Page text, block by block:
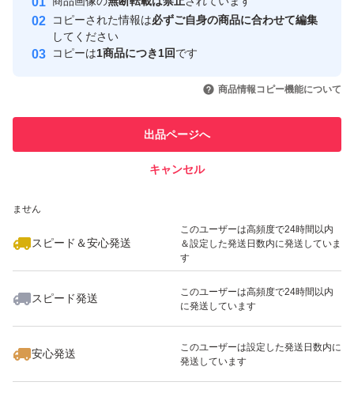
心・安全なユーザーです
取引実績
引を完了させた実績があります
での取引実績があります
ません
スピード＆安心発送
このユーザーは高頻度で24時間以内
＆設定した発送日数内に発送していま
す
スピード発送
このユーザーは高頻度で24時間以内
に発送しています
安心発送
このユーザーは設定した発送日数内に
発送しています
コピーされた情報は必ずご自身の商品に合わせて編集
してください
コピーは1商品につき1回です
商品情報コピー機能について
出品ページへ
キャンセル
いいね！
1,780